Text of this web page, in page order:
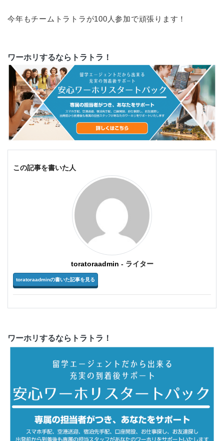
今年もチームトラトラが100人参加で頑張ります！
ワーホリするならトラトラ！
この記事を書いた人
toratoraadmin - ライター
toratoraadminの書いた記事を見る
ワーホリするならトラトラ！